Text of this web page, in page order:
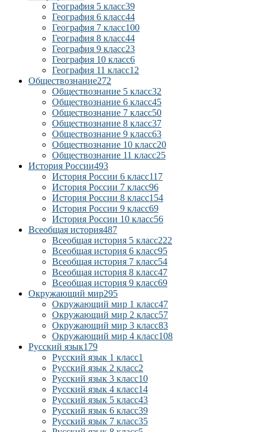
География 5 класс39
География 6 класс44
География 7 класс100
География 8 класс44
География 9 класс23
География 10 класс6
География 11 класс12
Обществознание272
Обществознание 5 класс32
Обществознание 6 класс45
Обществознание 7 класс50
Обществознание 8 класс37
Обществознание 9 класс63
Обществознание 10 класс20
Обществознание 11 класс25
История России493
История России 6 класс117
История России 7 класс96
История России 8 класс154
История России 9 класс69
История России 10 класс56
Всеобщая история487
Всеобщая история 5 класс222
Всеобщая история 6 класс95
Всеобщая история 7 класс54
Всеобщая история 8 класс47
Всеобщая история 9 класс69
Окружающий мир295
Окружающий мир 1 класс47
Окружающий мир 2 класс57
Окружающий мир 3 класс83
Окружающий мир 4 класс108
Русский язык179
Русский язык 1 класс1
Русский язык 2 класс2
Русский язык 3 класс10
Русский язык 4 класс14
Русский язык 5 класс43
Русский язык 6 класс39
Русский язык 7 класс35